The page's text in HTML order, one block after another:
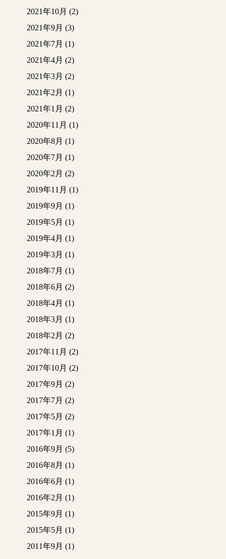
2021年10月 (2)
2021年9月 (3)
2021年7月 (1)
2021年4月 (2)
2021年3月 (2)
2021年2月 (1)
2021年1月 (2)
2020年11月 (1)
2020年8月 (1)
2020年7月 (1)
2020年2月 (2)
2019年11月 (1)
2019年9月 (1)
2019年5月 (1)
2019年4月 (1)
2019年3月 (1)
2018年7月 (1)
2018年6月 (2)
2018年4月 (1)
2018年3月 (1)
2018年2月 (2)
2017年11月 (2)
2017年10月 (2)
2017年9月 (2)
2017年7月 (2)
2017年5月 (2)
2017年1月 (1)
2016年9月 (5)
2016年8月 (1)
2016年6月 (1)
2016年2月 (1)
2015年9月 (1)
2015年5月 (1)
2011年9月 (1)